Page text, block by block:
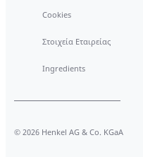
Cookies
Στοιχεία Εταιρείας
Ingredients
© 2026 Henkel AG & Co. KGaA